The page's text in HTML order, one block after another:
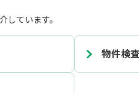
ています。
物件検